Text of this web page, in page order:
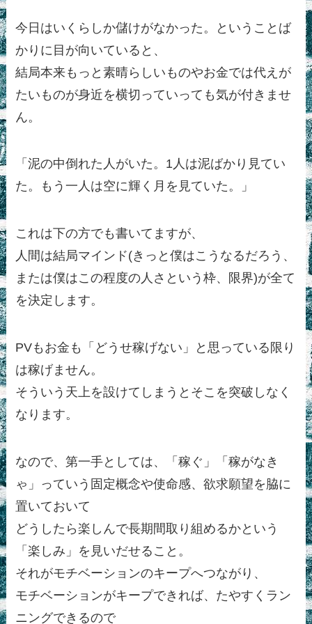
今日はいくらしか儲けがなかった。ということば
かりに目が向いていると、
結局本来もっと素晴らしいものやお金では代えが
たいものが身近を横切っていっても気が付きませ
ん。
「泥の中倒れた人がいた。1人は泥ばかり見てい
た。もう一人は空に輝く月を見ていた。
」
これは下の方でも書いてますが、
人間は結局マインド(きっと僕はこうなるだろう、
または僕はこの程度の人さという枠、限界)が全て
を決定します。
PVもお金も「どうせ稼げない」と思っている限り
は稼げません。
そういう天上を設けてしまうとそこを突破しなく
なります。
なので、第一手としては、「稼ぐ」「稼がなき
ゃ」っていう固定概念や使命感、欲求願望を脇に
置いておいて
どうしたら楽しんで長期間取り組めるかという
「楽しみ」を見いだせること。
それがモチベーションのキープへつながり、
モチベーションがキープできれば、たやすくラン
ニングできるので